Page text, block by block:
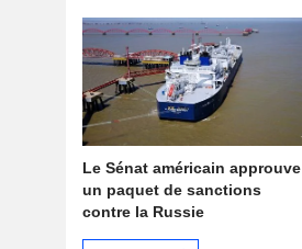
Le Sénat américain approuve
un paquet de sanctions
contre la Russie